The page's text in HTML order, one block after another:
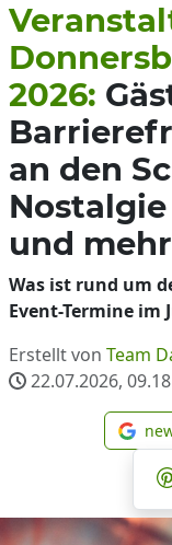
2026:
an den
und mehr
Was ist rund um
Event-Termine im
Erstellt von Team
22.07.2026, 09.18